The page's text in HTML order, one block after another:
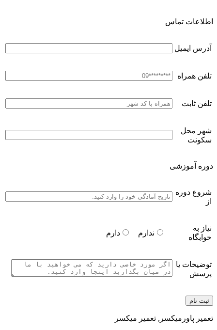
اطلاعات تماس
آدرس ایمیل
تلفن همراه
تلفن ثابت
شهر محل
سکونت
دوره آموزشی
شروع دوره
از
نیاز به
خوابگاه
ندارم دارم
توضیحات یا
پرسش
تعمیر پاورمیکسر, تعمیر میکسر